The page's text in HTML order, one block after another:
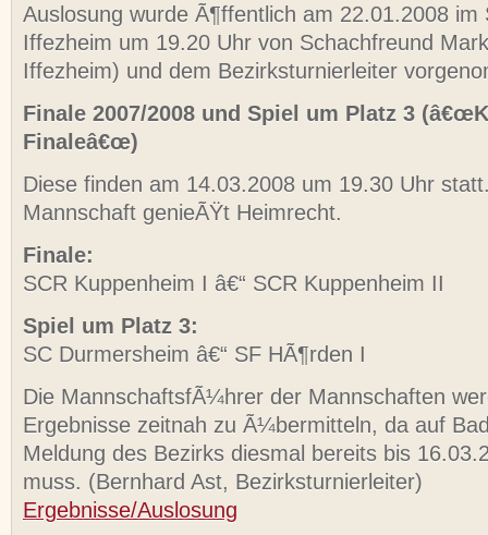
Auslosung wurde Ã¶ffentlich am 22.01.2008 im
Iffezheim um 19.20 Uhr von Schachfreund
Iffezheim) und dem Bezirksturnierleiter
Finale 2007/2008 und Spiel um Platz 3
Finaleâ€œ)
Diese finden am 14.03.2008 um 19.30 Uhr
Mannschaft genieÃŸt Heimrecht.
Finale:
SCR Kuppenheim I â€“ SCR Kuppenheim II
Spiel um Platz 3:
SC Durmersheim â€“ SF HÃ¶rden I
Die MannschaftsfÃ¼hrer der Mannschaften
Ergebnisse zeitnah zu Ã¼bermitteln, da auf
Meldung des Bezirks diesmal bereits bis
muss. (Bernhard Ast, Bezirksturnierleiter)
Ergebnisse/Auslosung